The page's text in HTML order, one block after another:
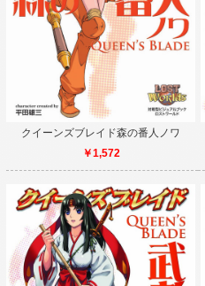
クイーンズブレイド森の番人ノワ
￥1,572